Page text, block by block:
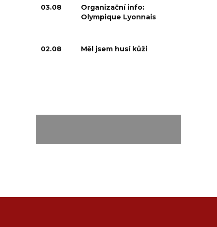
03.08
Organizační info:
Olympique Lyonnais
02.08 Měl jsem husí kůži